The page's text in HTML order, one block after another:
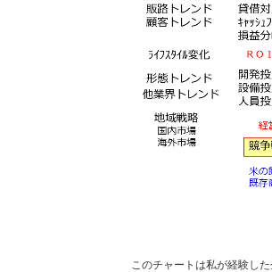
このチャートは私が経験し